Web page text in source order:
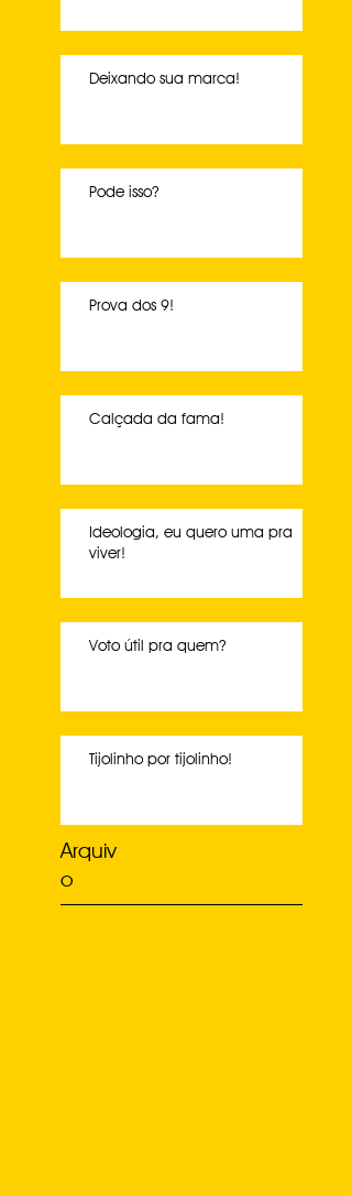
Deixando sua marca!
Pode isso?
Prova dos 9!
Calçada da fama!
Ideologia, eu quero uma pra
viver!
Voto útil pra quem?
Tijolinho por tijolinho!
Arquiv
o